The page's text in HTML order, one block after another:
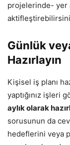
projelerinde- yer
Günlük
Hazırlayın
Kişisel iş planı
yaptığınız işleri
aylık olarak
sorusunun da
hedeflerini veya